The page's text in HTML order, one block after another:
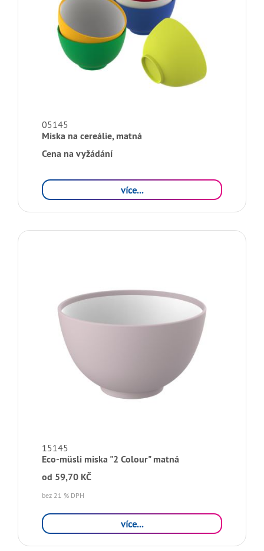
05145
Miska na cereálie, matná
Cena na vyžádání
více...
15145
Eco-müsli miska "2 Colour" matná
od 59,70 KČ
bez 21 % DPH
více...